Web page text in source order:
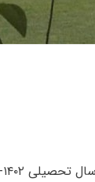
۱۴۰۳ اعلام شد.